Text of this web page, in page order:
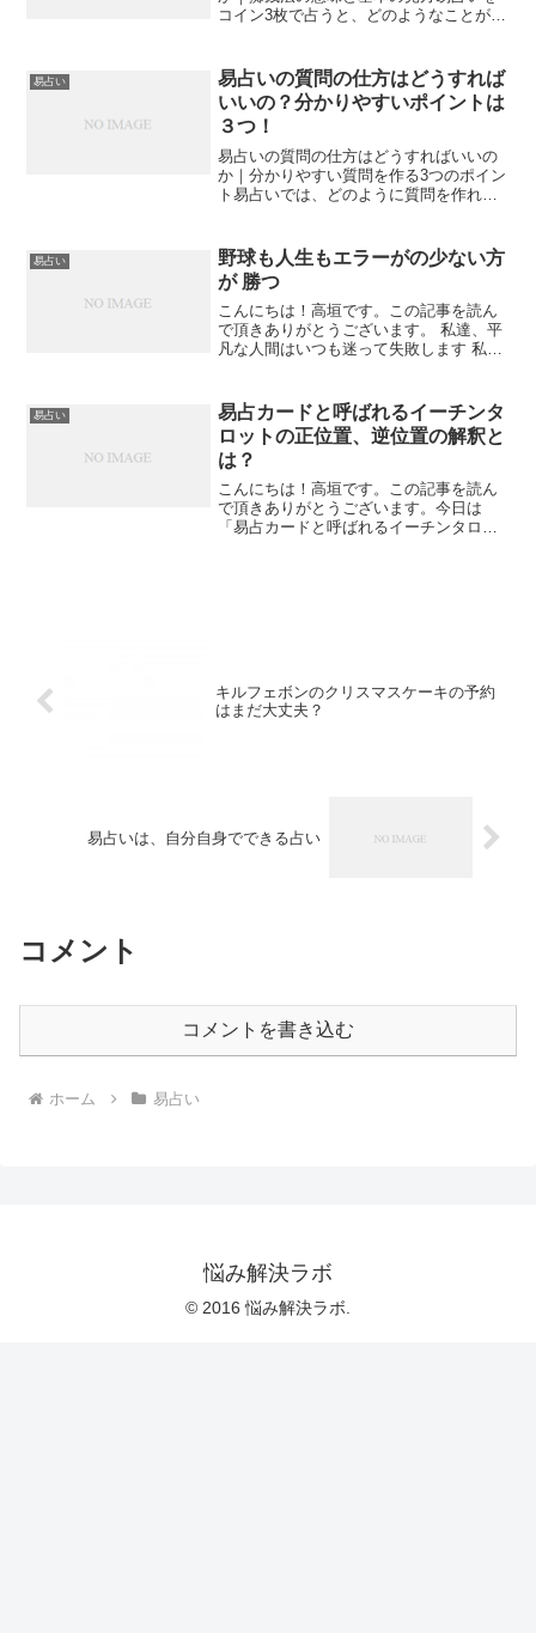
コイン3枚で占うと、どのようなことがわ
法はよく知られています。多くの人は手
軽な占い方と考えま...
易占い
易占いの質問の仕方はどうすれば
いいの？分かりやすいポイントは
３つ！
易占いの質問の仕方はどうすればいいの
か｜分かりやすい質問を作る3つのポイン
ト易占いでは、どのように質問を作れば
と答えも読み取りにくくなります。逆
に、問いを正しく立てるこ...
易占い
野球も人生もエラーがの少ない方
が 勝つ
こんにちは！高垣です。この記事を読ん
で頂きありがとうございます。 私達、平
凡な人間はいつも迷って失敗します 私
す。 エラーがの少ない方(ミスの少ない野
球）が勝つと言われ...
易占い
易占カードと呼ばれるイーチンタ
ロットの正位置、逆位置の解釈と
は？
こんにちは！高垣です。この記事を読ん
で頂きありがとうございます。今日は
「易占カードと呼ばれるイーチンタロッ
キルフェボンのクリスマスケーキの予約
はまだ大丈夫？
易占いは、自分自身でできる占い
コメント
コメントを書き込む
ホーム 易占い
悩み解決ラボ
© 2016 悩み解決ラボ.